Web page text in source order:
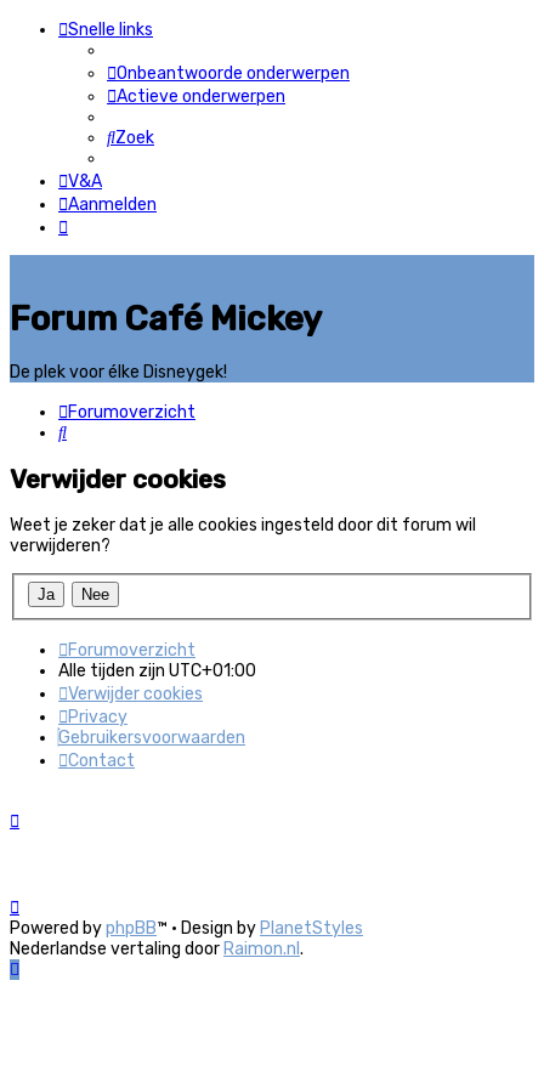
Snelle links
Onbeantwoorde onderwerpen
Actieve onderwerpen
Zoek
V&A
Aanmelden
Forum Café Mickey
De plek voor élke Disneygek!
Forumoverzicht
Zoek
Verwijder cookies
Weet je zeker dat je alle cookies ingesteld door dit forum wil
verwijderen?
Forumoverzicht
Alle tijden zijn UTC+01:00
Verwijder cookies
Privacy
Gebruikersvoorwaarden
Contact
Powered byphpBB™ • Design by PlanetStyles
Nederlandse vertaling door Raimon.nl .